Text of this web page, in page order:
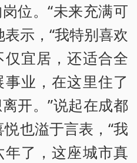
位。“未来充满可
示，“我特别喜欢
宜居，还适合全
业，在这里住了
开。”说起在成都
也溢于言表，“我
了，这座城市真